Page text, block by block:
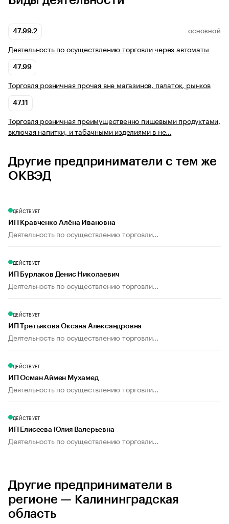
47.99.2 ОСНОВНОЙ
Деятельность по осуществлению торговли через автоматы
47.99
Торговля розничная прочая вне магазинов, палаток, рынков
47.11
Торговля розничная преимущественно пищевыми продуктами,
включая напитки, и табачными изделиями в не…
Другие предприниматели с тем же
ОКВЭД
ДЕЙСТВУЕТ
ИП Кравченко Алёна Ивановна
Деятельность по осуществлению торговли...
ДЕЙСТВУЕТ
ИП Бурлаков Денис Николаевич
Деятельность по осуществлению торговли...
ДЕЙСТВУЕТ
ИП Третьякова Оксана Александровна
Деятельность по осуществлению торговли...
ДЕЙСТВУЕТ
ИП Осман Аймен Мухамед
Деятельность по осуществлению торговли...
ДЕЙСТВУЕТ
ИП Елисеева Юлия Валерьевна
Деятельность по осуществлению торговли...
Другие предприниматели в
регионе — Калининградская
область